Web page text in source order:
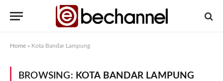
Home » Kota Bandar Lampung
BROWSING: KOTA BANDAR LAMPUNG